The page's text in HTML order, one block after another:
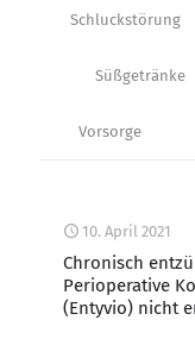
Schluckstörung
Süßgetränke
Vorsorge
10. April 2021
Chronisch
Perioperative
(Entyvio) nicht